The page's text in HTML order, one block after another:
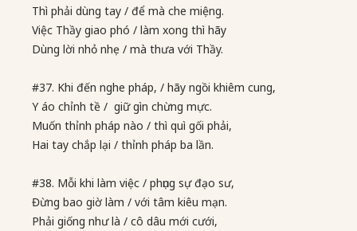
Thì phải dùng tay / để mà che miệng.
Việc Thầy giao phó / làm xong thì hãy
Dùng lời nhỏ nhẹ / mà thưa với Thầy.
#37. Khi đến nghe pháp, / hãy ngồi khiêm cung,
Y áo chỉnh tề / giữ gìn chừng mực.
Muốn thỉnh pháp nào / thì quì gối phải,
Hai tay chắp lại / thỉnh pháp ba lần.
#38. Mỗi khi làm việc / phụng sự đạo sư,
Đừng bao giờ làm / với tâm kiêu mạn.
Phải giống như là / cô dâu mới cưới,